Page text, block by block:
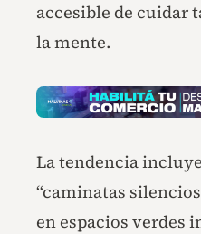
accesible de cuidar
la mente.
La tendencia
“caminatas
en espacios verdes